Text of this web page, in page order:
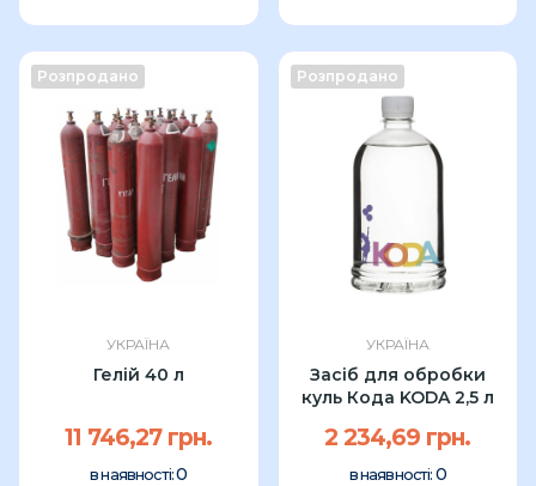
Розпродано
УКРАЇНА
Гелій 40 л
11 746,27 грн.
в наявності:0
Розпродано
УКРАЇНА
Засіб для обробки
куль Кода KODA 2,5 л
2 234,69 грн.
в наявності: 0